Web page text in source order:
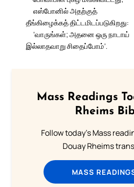
எஸ்போனில் அதற்குத்
தீங்கிழைக்கத் திட்டமிடப்படுகிறது:
‘வாருங்கள்; அதனை ஒரு நாடாய்
இல்லாதவாறு சிதைப்போம்’.
Mass Readings
Rheims
Follow today's Mass
Douay Rheims
MASS